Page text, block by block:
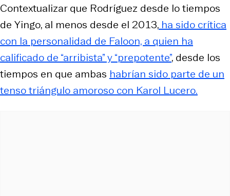
Contextualizar que Rodríguez desde lo tiempos
de Yingo, al menos desde el 2013, ha sido crítica
con la personalidad de Faloon, a quien ha
calificado de “arribista” y “prepotente”, desde los
tiempos en que ambas habrían sido parte de un
tenso triángulo amoroso con Karol Lucero.